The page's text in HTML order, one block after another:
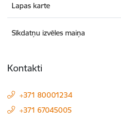
Lapas karte
Sīkdatņu izvēles maiņa
Kontakti
+371 80001234
+371 67045005